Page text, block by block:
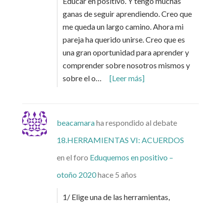
ganas de seguir aprendiendo. Creo que
me queda un largo camino. Ahora mi
pareja ha querido unirse. Creo que es
una gran oportunidad para aprender y
comprender sobre nosotros mismos y
sobre el o…
[Leer más]
beacamaraha respondido al debate
18.HERRAMIENTAS VI: ACUERDOS
en el foro Eduquemos en positivo –
otoño 2020hace 5 años
1/ Elige una de las herramientas,